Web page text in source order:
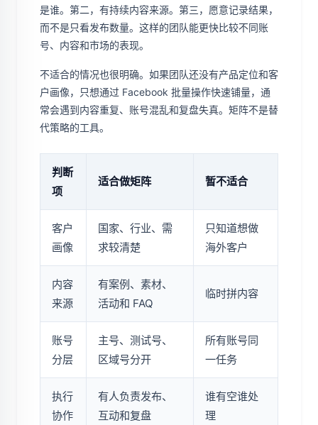
是谁。第二，有持续内容来源。第三，愿意记录结果，
而不是只看发布数量。这样的团队能更快比较不同账
号、内容和市场的表现。
不适合的情况也很明确。如果团队还没有产品定位和客
户画像，只想通过 Facebook 批量操作快速铺量，通
常会遇到内容重复、账号混乱和复盘失真。矩阵不是替
代策略的工具。
判断
项
适合做矩阵 暂不适合
客户
画像
国家、行业、需
求较清楚
只知道想做
海外客户
内容
来源
有案例、素材、
活动和 FAQ
临时拼内容
账号
分层
主号、测试号、
区域号分开
所有账号同
一任务
执行
协作
有人负责发布、
互动和复盘
谁有空谁处
理